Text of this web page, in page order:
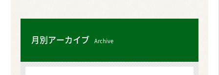
月別アーカイブ Archive